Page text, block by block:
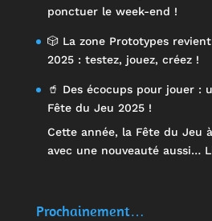
ponctuer le week-end !
🎲 La zone Prototypes
2025 : testez, jouez, créez !
🥤 Des écocups pour jouer :
Fête du Jeu 2025 !
Cette année, la Fête du Jeu
avec une nouveauté aussi…
Prochainement…